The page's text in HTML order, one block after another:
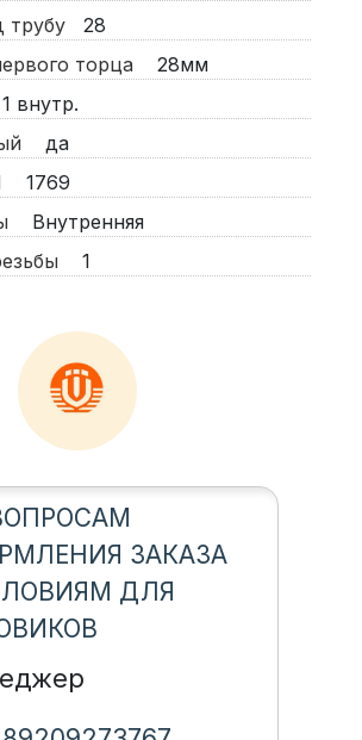
трубу
28
торца
28мм
1 внутр.
да
1769
Внутренняя
1
ЗАКАЗА
ДЛЯ